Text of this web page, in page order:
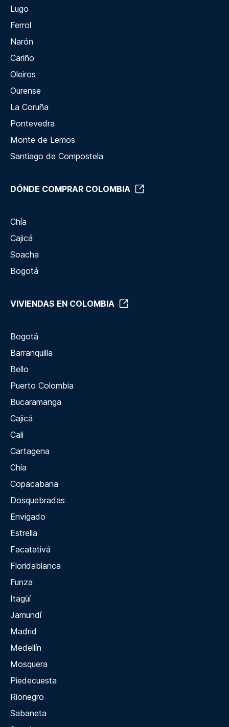
Lugo
Ferrol
Narón
Cariño
Oleiros
Ourense
La Coruña
Pontevedra
Monte de Lemos
Santiago de Compostela
DÓNDE COMPRAR COLOMBIA
Chía
Cajicá
Soacha
Bogotá
VIVIENDAS EN COLOMBIA
Bogotá
Barranquilla
Bello
Puerto Colombia
Bucaramanga
Cajicá
Cali
Cartagena
Chía
Copacabana
Dosquebradas
Envigado
Estrella
Facatativá
Floridablanca
Funza
Itagüí
Jamundí
Madrid
Medellín
Mosquera
Piedecuesta
Rionegro
Sabaneta